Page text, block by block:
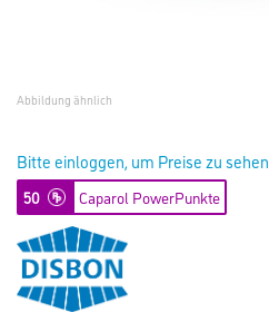
Abbildung ähnlich
Bitte einloggen, um Preise zu sehen
50 Caparol PowerPunkte